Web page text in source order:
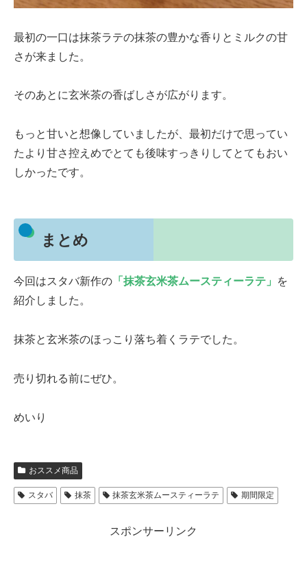
最初の一口は抹茶ラテの抹茶の豊かな香りとミルクの甘
さが来ました。
そのあとに玄米茶の香ばしさが広がります。
もっと甘いと想像していましたが、最初だけで思ってい
たより甘さ控えめでとても後味すっきりしてとてもおい
しかったです。
まとめ
今回はスタバ新作の 「抹茶玄米茶ムースティーラテ」
を
紹介しました。
抹茶と玄米茶のほっこり落ち着くラテでした。
売り切れる前にぜひ。
めいり
おススメ商品
スタバ 抹茶 抹茶玄米茶ムースティーラテ 期間限定
スポンサーリンク